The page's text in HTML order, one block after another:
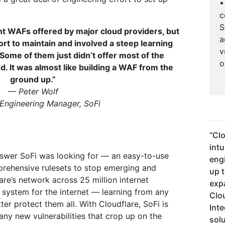
WAFs offered by major cloud providers, but
to maintain and involved a steep learning
of them just didn’t offer most of the
It was almost like building a WAF from the
ground up.”
— Peter Wolf
Manager, SoFi
SoFi was looking for — an easy-to-use
rulesets to stop emerging and
network across 25 million internet
for the internet — learning from any
protect them all. With Cloudflare, SoFi is
new vulnerabilities that crop up on the
“
up